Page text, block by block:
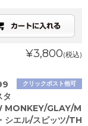
¥3,800(税込)
クリックポスト他可
タ
MONKEY/GLAY/M
エル/スピッツ/TH